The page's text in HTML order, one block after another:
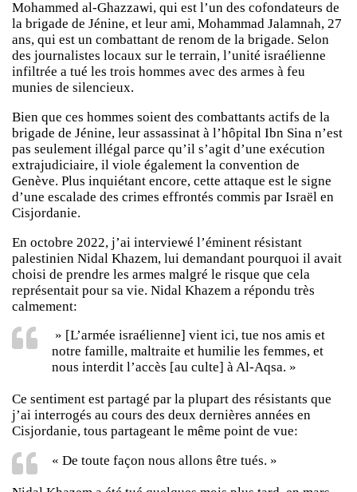
Mohammed al-Ghazzawi, qui est l’un des cofondateurs de
la brigade de Jénine, et leur ami, Mohammad Jalamnah, 27
ans, qui est un combattant de renom de la brigade. Selon
des journalistes locaux sur le terrain, l’unité israélienne
infiltrée a tué les trois hommes avec des armes à feu
munies de silencieux.
Bien que ces hommes soient des combattants actifs de la
brigade de Jénine, leur assassinat à l’hôpital Ibn Sina n’est
pas seulement illégal parce qu’il s’agit d’une exécution
extrajudiciaire, il viole également la convention de
Genève. Plus inquiétant encore, cette attaque est le signe
d’une escalade des crimes effrontés commis par Israël en
Cisjordanie.
En octobre 2022, j’ai interviewé l’éminent résistant
palestinien Nidal Khazem, lui demandant pourquoi il avait
choisi de prendre les armes malgré le risque que cela
représentait pour sa vie. Nidal Khazem a répondu très
calmement:
» [L’armée israélienne] vient ici, tue nos amis et
notre famille, maltraite et humilie les femmes, et
nous interdit l’accès [au culte] à Al-Aqsa. »
Ce sentiment est partagé par la plupart des résistants que
j’ai interrogés au cours des deux dernières années en
Cisjordanie, tous partageant le même point de vue:
« De toute façon nous allons être tués. »